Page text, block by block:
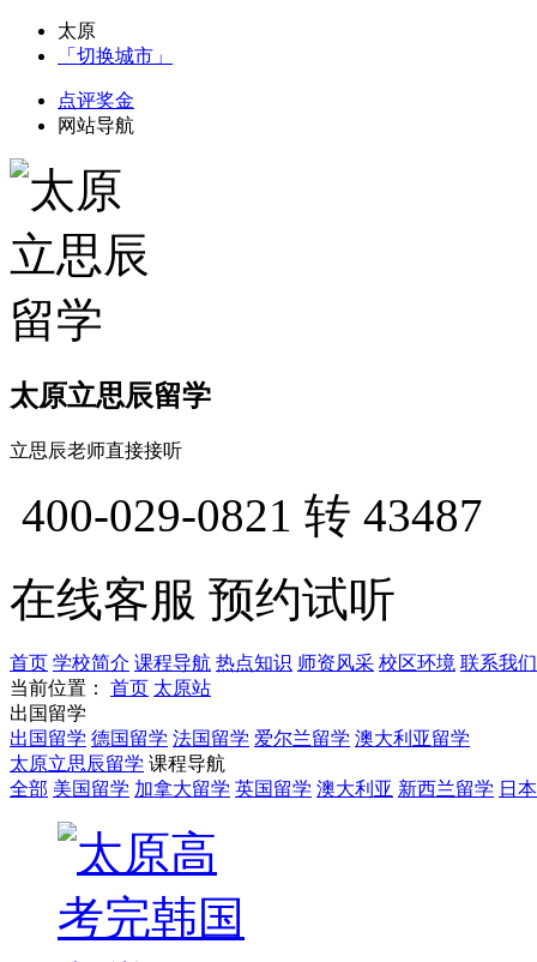
太原
「切换城市」
点评奖金
网站导航
太原立思辰留学
立思辰老师直接接听
400-029-0821 转 43487
在线客服 预约试听
首页 学校简介 课程导航 热点知识 师资风采 校区环境 联系我们
当前位置：
首页 太原站
出国留学
出国留学 德国留学 法国留学 爱尔兰留学 澳大利亚留学
太原立思辰留学 课程导航
全部 美国留学 加拿大留学 英国留学 澳大利亚 新西兰留学 日